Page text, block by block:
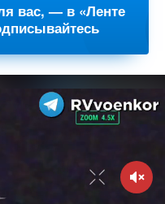
вас, — в «Ленте